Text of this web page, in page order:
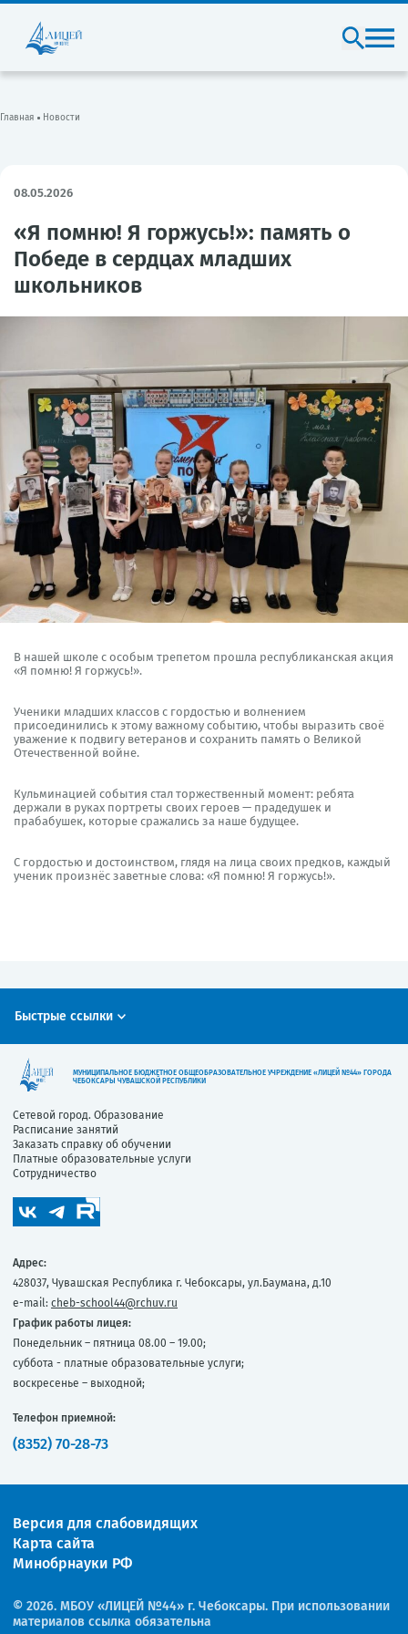
Главная Новости
08.05.2026
«Я помню! Я горжусь!»: память о
Победе в сердцах младших
школьников
В нашей школе с особым трепетом прошла республиканская акция
«Я помню! Я горжусь!».
Ученики младших классов с гордостью и волнением
присоединились к этому важному событию, чтобы выразить своё
уважение к подвигу ветеранов и сохранить память о Великой
Отечественной войне.
Кульминацией события стал торжественный момент: ребята
держали в руках портреты своих героев — прадедушек и
прабабушек, которые сражались за наше будущее.
С гордостью и достоинством, глядя на лица своих предков, каждый
ученик произнёс заветные слова: «Я помню! Я горжусь!».
Быстрые ссылки
МУНИЦИПАЛЬНОЕ БЮДЖЕТНОЕ ОБЩЕОБРАЗОВАТЕЛЬНОЕ УЧРЕЖДЕНИЕ «ЛИЦЕЙ №44» ГОРОДА
ЧЕБОКСАРЫ ЧУВАШСКОЙ РЕСПУБЛИКИ
Сетевой город. Образование
Расписание занятий
Заказать справку об обучении
Платные образовательные услуги
Сотрудничество
Адрес:
428037, Чувашская Республика г. Чебоксары, ул.Баумана, д.10
e-mail: cheb-school44@rchuv.ru
График работы лицея:
Понедельник – пятница 08.00 – 19.00;
суббота - платные образовательные услуги;
воскресенье – выходной;
Телефон приемной:
(8352) 70-28-73
Версия для слабовидящих
Карта сайта
Минобрнауки РФ
© 2026. МБОУ «ЛИЦЕЙ №44» г. Чебоксары. При использовании
материалов ссылка обязательна